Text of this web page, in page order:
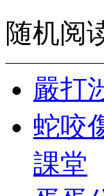
随机阅
嚴打
蛇咬
課堂